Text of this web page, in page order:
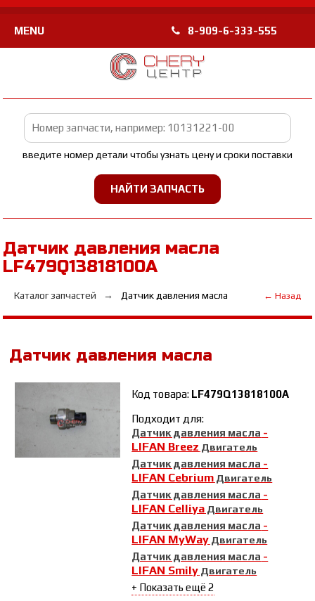
MENU 8-909-6-333-555
введите номер детали чтобы узнать цену и сроки поставки
Датчик давления масла
LF479Q13818100A
Каталог запчастей Датчик давления масла ← Назад
Датчик давления масла
Код товара: LF479Q13818100A
Подходит для:
Датчик давления масла -
LIFAN Breez Двигатель
Датчик давления масла -
LIFAN Cebrium Двигатель
Датчик давления масла -
LIFAN Celliya Двигатель
Датчик давления масла -
LIFAN MyWay Двигатель
Датчик давления масла -
LIFAN Smily Двигатель
+ Показать ещё 2